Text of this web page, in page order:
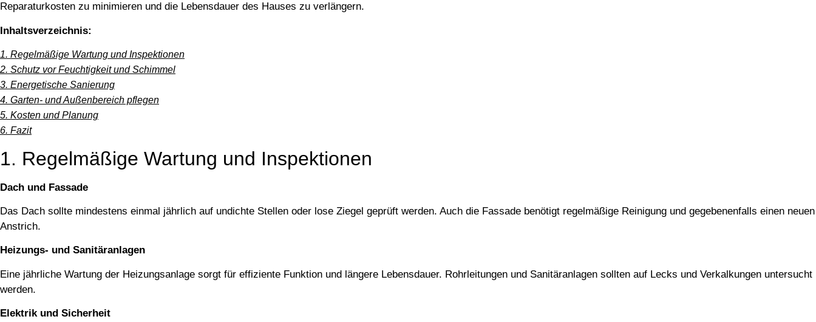
Reparaturkosten zu minimieren und die Lebensdauer des Hauses zu verlängern.
Inhaltsverzeichnis:
1. Regelmäßige Wartung und Inspektionen
2. Schutz vor Feuchtigkeit und Schimmel
3. Energetische Sanierung
4. Garten- und Außenbereich pflegen
5. Kosten und Planung
6. Fazit
1. Regelmäßige Wartung und Inspektionen
Dach und Fassade
Das Dach sollte mindestens einmal jährlich auf undichte Stellen oder lose Ziegel geprüft werden. Auch die Fassade benötigt regelmäßige Reinigung und gegebenenfalls einen neuen
Anstrich.
Heizungs- und Sanitäranlagen
Eine jährliche Wartung der Heizungsanlage sorgt für effiziente Funktion und längere Lebensdauer. Rohrleitungen und Sanitäranlagen sollten auf Lecks und Verkalkungen untersucht
werden.
Elektrik und Sicherheit